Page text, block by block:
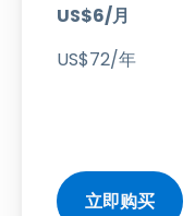
US$6/月
US$72/年
立即购买